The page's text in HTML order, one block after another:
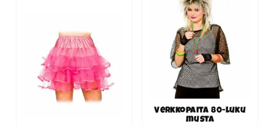
Verkkopaita 80-luku
musta
tuotteella
useampi
muunnelma.
tehdä
tuotteen